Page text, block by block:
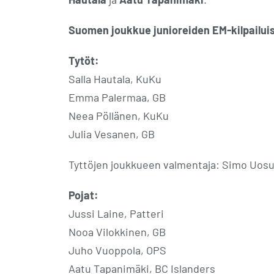
Suomen joukkue junioreiden EM-
Tytöt:
Salla Hautala, KuKu
Emma Palermaa, GB
Neea Pöllänen, KuKu
Julia Vesanen, GB
Tyttöjen joukkueen valmentaja: Simo
Pojat:
Jussi Laine, Patteri
Nooa Vilokkinen, GB
Juho Vuoppola, OPS
Aatu Tapanimäki, BC Islanders